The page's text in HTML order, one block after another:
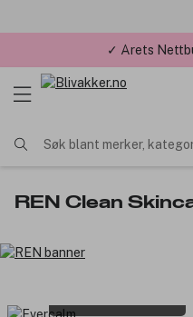
✓ Årets
Søk blant merker,
REN Clean